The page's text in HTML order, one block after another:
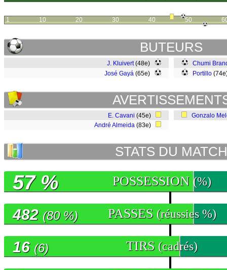
1 10 20 30 40 50
BUTEURS
J. Kluivert(48e)
José Gayá (65e)
Chumi
Portillo
E. Cavani (45e)
André Almeida (83e)
Gonzalo
STATS DU MATCH
POSSESSION (%)
57 %
PASSES (réussies %)
482 (80 %)
TIRS (cadrés)
16 (6)